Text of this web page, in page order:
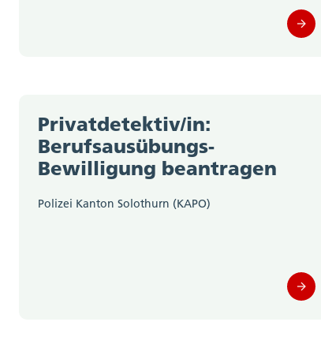
Privatdetektiv/in:
Berufsausübungs-
Bewilligung beantragen
Polizei Kanton Solothurn (KAPO)